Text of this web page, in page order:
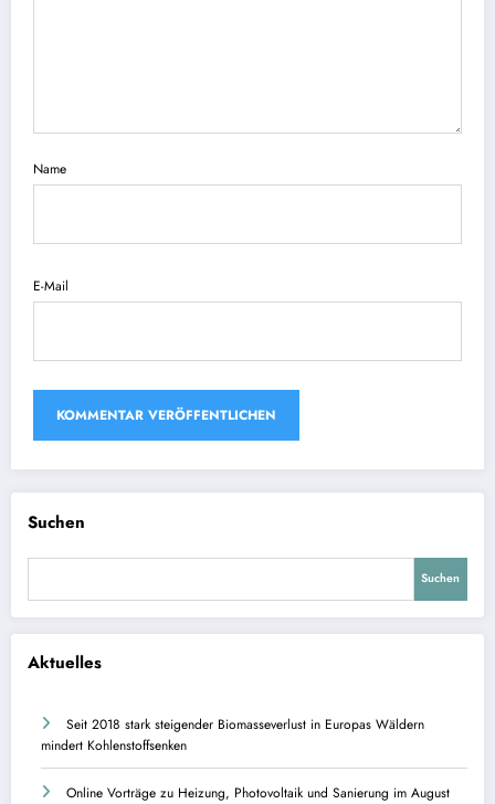
Name
E-Mail
Suchen
Suchen
Aktuelles
Seit 2018 stark steigender Biomasseverlust in Europas Wäldern
mindert Kohlenstoffsenken
Online Vorträge zu Heizung, Photovoltaik und Sanierung im August